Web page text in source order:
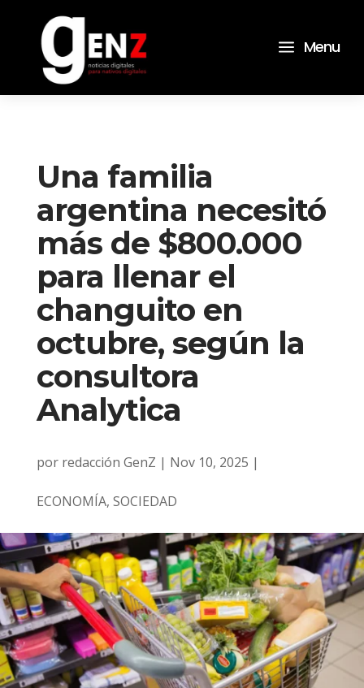
a Menu
Una familia
argentina necesitó
más de $800.000
para llenar el
changuito en
octubre, según la
consultora
Analytica
por redacción GenZ | Nov 10, 2025 |
ECONOMÍA, SOCIEDAD